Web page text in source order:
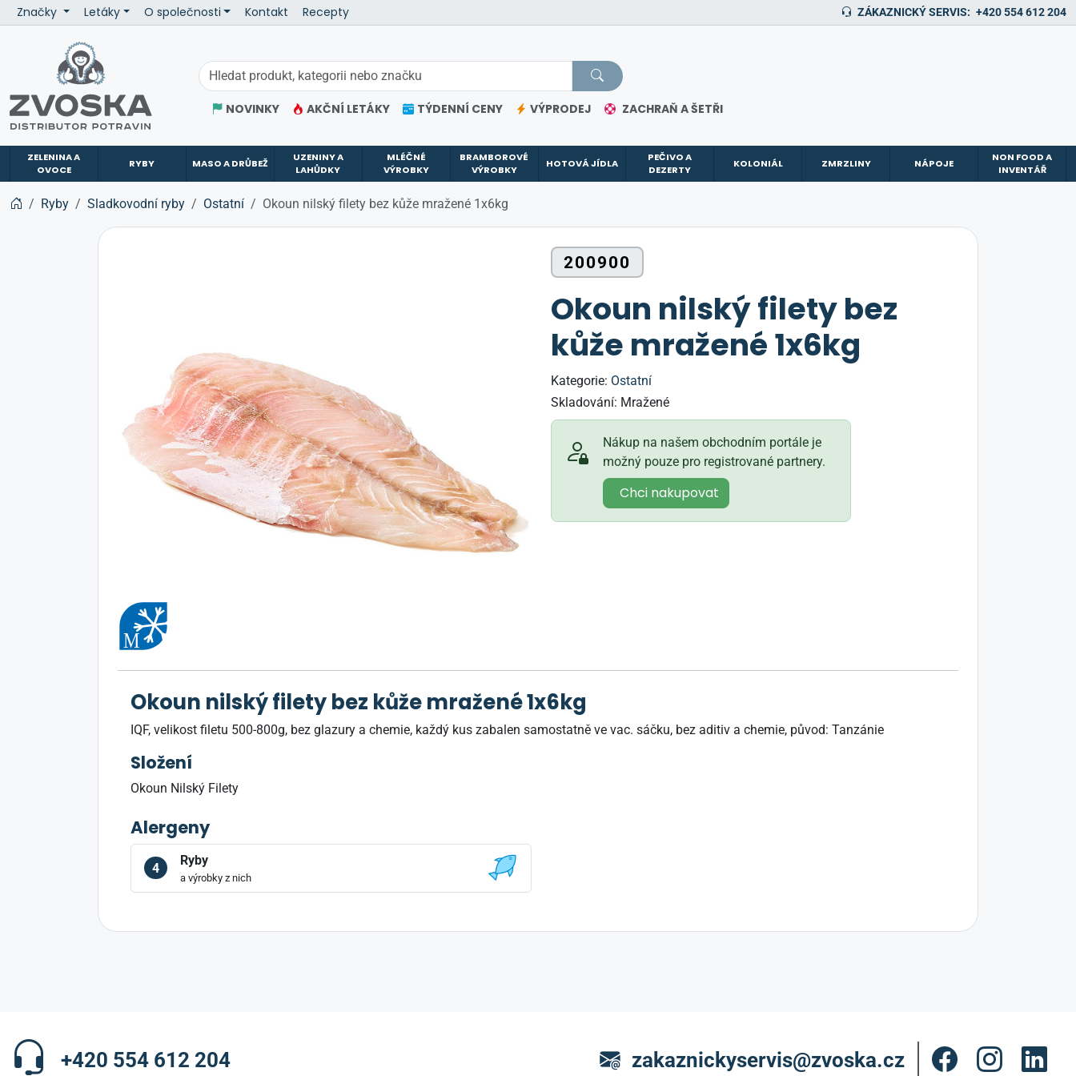
Značky Letáky O společnosti Kontakt Recepty ZÁKAZNICKÝ SERVIS: +420 554 612 204
NOVINKY AKČNÍ LETÁKY TÝDENNÍ CENY VÝPRODEJ ZACHRAŇ A ŠETŘI
ZELENINA A
OVOCE
RYBY MASO A DRŮBEŽ
UZENINY A
LAHŮDKY
MLÉČNÉ
VÝROBKY
BRAMBOROVÉ
VÝROBKY
HOTOVÁ JÍDLA
PEČIVO A
DEZERTY
KOLONIÁL ZMRZLINY NÁPOJE
NON FOOD A
INVENTÁŘ
Ryby Sladkovodní ryby Ostatní Okoun nilský filety bez kůže mražené 1x6kg
200900
Okoun nilský filety bez
kůže mražené 1x6kg
Kategorie: Ostatní
Skladování: Mražené
Nákup na našem obchodním portále je
možný pouze pro registrované partnery.
Chci nakupovat
Okoun nilský filety bez kůže mražené 1x6kg
IQF, velikost filetu 500-800g, bez glazury a chemie, každý kus zabalen samostatně ve vac. sáčku, bez aditiv a chemie, původ: Tanzánie
Složení
Okoun Nilský Filety
Alergeny
4
Ryby
a výrobky z nich
+420 554 612 204 zakaznickyservis@zvoska.cz